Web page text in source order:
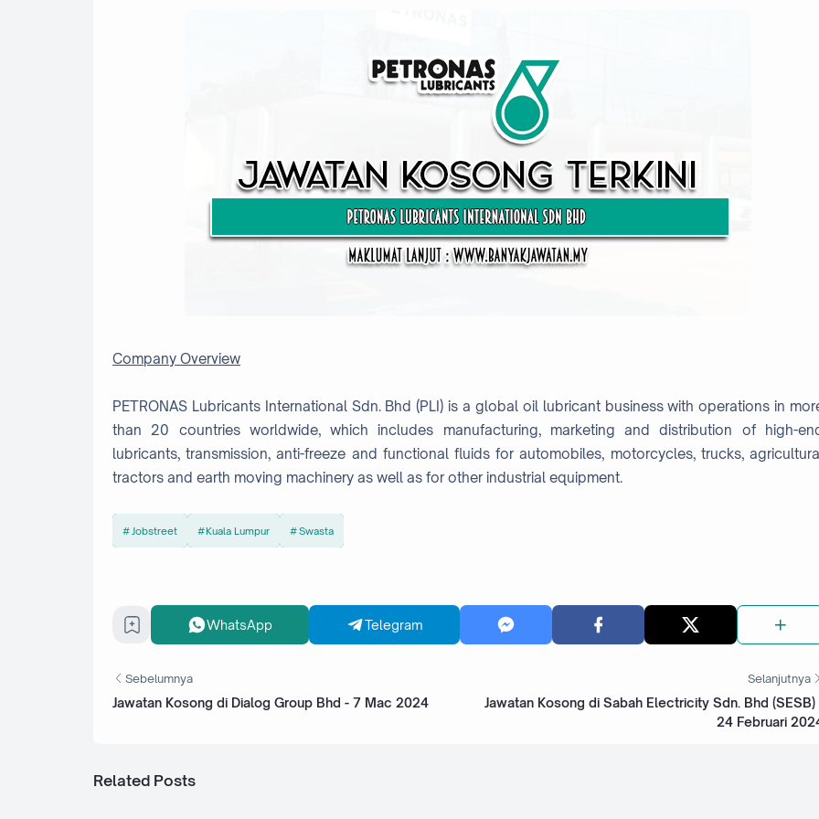
Company Overview
PETRONAS Lubricants International Sdn. Bhd (PLI) is a global oil lubricant business with operations in
than 20 countries worldwide, which includes manufacturing, marketing and distribution of high-
lubricants, transmission, anti-freeze and functional fluids for automobiles, motorcycles, trucks,
tractors and earth moving machinery as well as for other industrial equipment.
Jobstreet Kuala Lumpur Swasta
WhatsApp Telegram
Sebelumnya
Jawatan Kosong di Dialog Group Bhd - 7 Mac 2024
Selanjutnya
Jawatan Kosong di Sabah Electricity Sdn. Bhd (SESB)
24 Februari
Related Posts